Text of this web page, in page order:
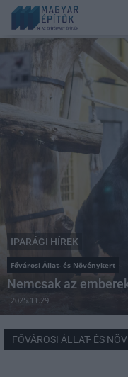
IPARÁGI HÍREK
Fővárosi Állat- és Növénykert
Nemcsak az
2025.11.29
FŐVÁROSI ÁLLAT- ÉS